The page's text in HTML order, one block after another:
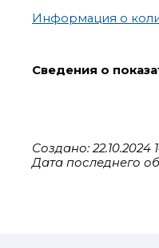
Информация о
Сведения о
Создано: 22.10.2024
Дата последнего